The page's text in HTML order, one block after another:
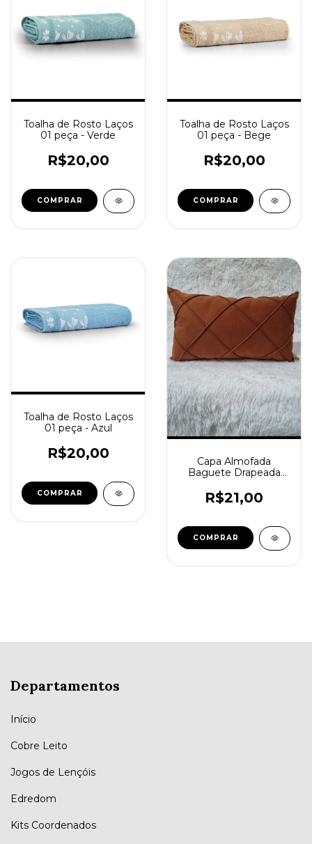
Toalha de Rosto Laços
01 peça - Verde
R$20,00
Toalha de Rosto Laços
01 peça - Bege
R$20,00
Toalha de Rosto Laços
01 peça - Azul
R$20,00
Capa Almofada
Baguete Drapeada
Terracota
R$21,00
Departamentos
Início
Cobre Leito
Jogos de Lençóis
Edredom
Kits Coordenados